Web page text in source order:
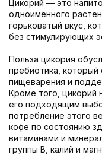
Цикорий — это
одноимённого
горьковатый вкус,
без стимулирующих
Польза цикория
пребиотика,
пищеварения и
Кроме того, цикорий
его подходящим
потребление этого
кофе по состоянию
витаминами и
группы В, калий и